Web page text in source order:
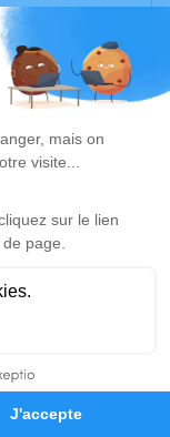
Hommages
souvenirs, une
des
lieu
de Lucie
est
hommage